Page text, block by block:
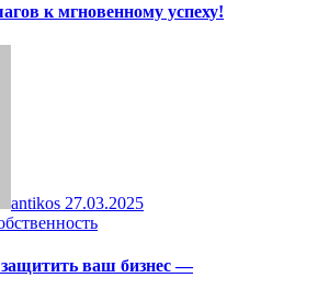
к мгновенному успеху!
antikos 27.03.2025
ваш бизнес —